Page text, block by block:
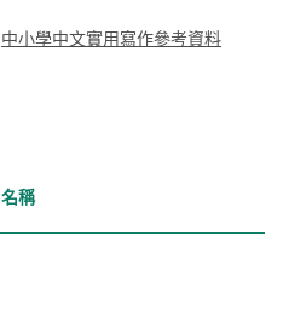
中小學中文實用寫作參考資料
名稱